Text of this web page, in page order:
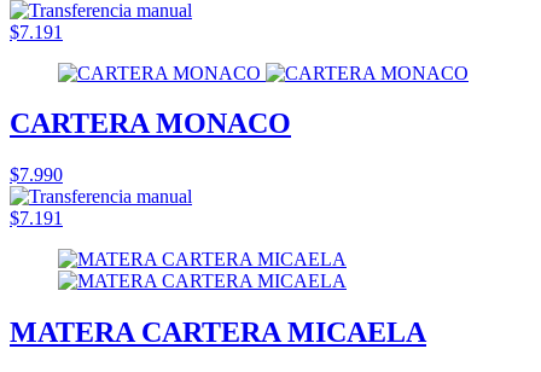
$7.191
CARTERA MONACO
$7.990
$7.191
MATERA CARTERA MICAELA